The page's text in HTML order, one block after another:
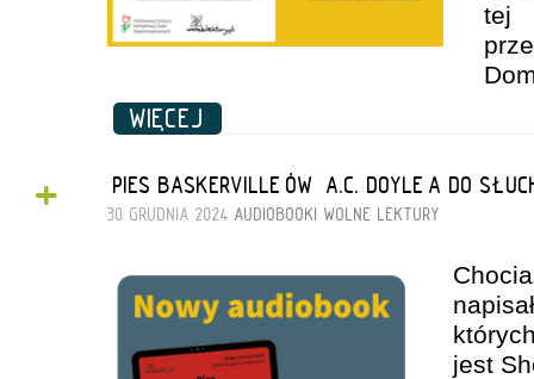
tej
WIĘCEJ
+ „PIES BASKERVILLE’ÓW” A.C. DOYLE’A DO
30 GRUDNIA 2024 AUDIOBOOKI WOLNE LEKTURY
jest